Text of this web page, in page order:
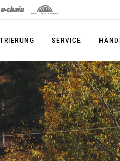
PRODUKTE
Shifter
Bremsen
Schaltwerke
SERVICE